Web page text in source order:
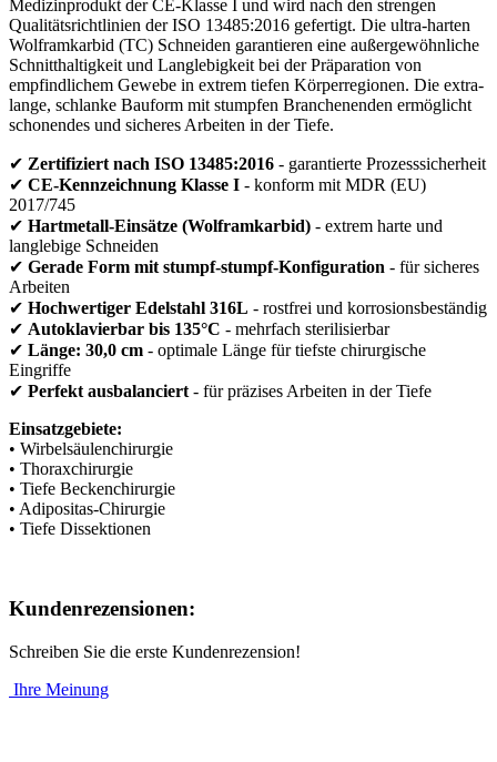
Medizinprodukt der CE-Klasse I und wird nach den strengen
Qualitätsrichtlinien der ISO 13485:2016 gefertigt. Die ultra-harten
Wolframkarbid (TC) Schneiden garantieren eine außergewöhnliche
Schnitthaltigkeit und Langlebigkeit bei der Präparation von
empfindlichem Gewebe in extrem tiefen Körperregionen. Die extra-
lange, schlanke Bauform mit stumpfen Branchenenden ermöglicht
schonendes und sicheres Arbeiten in der Tiefe.
✔ Zertifiziert nach ISO 13485:2016 - garantierte Prozesssicherheit
✔ CE-Kennzeichnung Klasse I - konform mit MDR (EU)
2017/745
✔ Hartmetall-Einsätze (Wolframkarbid) - extrem harte und
langlebige Schneiden
✔ Gerade Form mit stumpf-stumpf-Konfiguration - für sicheres
Arbeiten
✔ Hochwertiger Edelstahl 316L - rostfrei und korrosionsbeständig
✔ Autoklavierbar bis 135°C - mehrfach sterilisierbar
✔ Länge: 30,0 cm - optimale Länge für tiefste chirurgische
Eingriffe
✔ Perfekt ausbalanciert - für präzises Arbeiten in der Tiefe
Einsatzgebiete:
• Wirbelsäulenchirurgie
• Thoraxchirurgie
• Tiefe Beckenchirurgie
• Adipositas-Chirurgie
• Tiefe Dissektionen
Kundenrezensionen:
Schreiben Sie die erste Kundenrezension!
Ihre Meinung